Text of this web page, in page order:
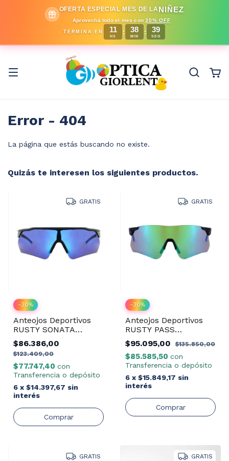
OFERTA ESPECIAL MES DE LANIÑEZ
Aprovechá todo el mes con30% OFF
TERMINA EN 11
HS
: 38
MIN
: 39
SEG
Error - 404
La página que estás buscando no existe.
Quizás te interesen los siguientes productos.
GRATIS
-30%
Anteojos Deportivos
RUSTY SONATA
MBLK/REVO BLUE
$86.386,00
$123.409,00
$77.747,40 con
Transferencia o depósito
6 x $14.397,67 sin
interés
GRATIS
-30%
Anteojos Deportivos
RUSTY PASS
MBLUE/REVO GREEN
$95.095,00 $135.850,00
$85.585,50 con
Transferencia o depósito
6 x $15.849,17 sin
interés
GRATIS GRATIS